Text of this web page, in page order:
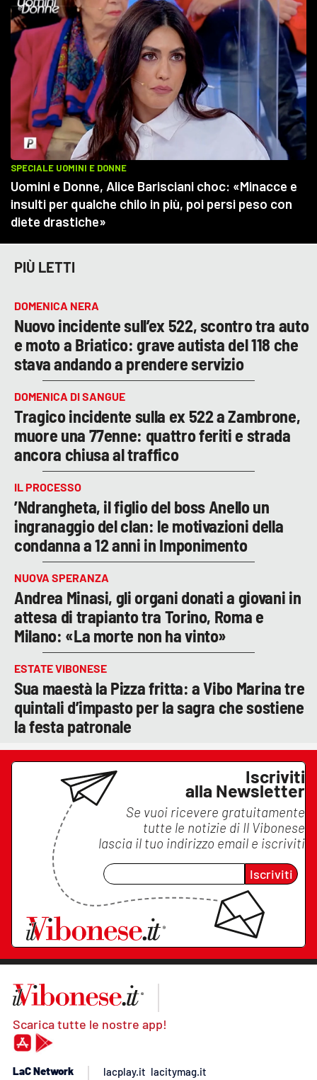
PIÙ LETTI
DOMENICA NERA
Nuovo incidente sull’ex 522, scontro tra auto
e moto a Briatico: grave autista del 118 che
stava andando a prendere servizio
DOMENICA DI SANGUE
Tragico incidente sulla ex 522 a Zambrone,
muore una 77enne: quattro feriti e strada
ancora chiusa al traffico
IL PROCESSO
’Ndrangheta, il figlio del boss Anello un
ingranaggio del clan: le motivazioni della
condanna a 12 anni in Imponimento
NUOVA SPERANZA
Andrea Minasi, gli organi donati a giovani in
attesa di trapianto tra Torino, Roma e
Milano: «La morte non ha vinto»
ESTATE VIBONESE
Sua maestà la Pizza fritta: a Vibo Marina tre
quintali d’impasto per la sagra che sostiene
la festa patronale
Iscriviti
alla Newsletter
Se vuoi ricevere gratuitamente
tutte le notizie di Il Vibonese
lascia il tuo indirizzo email e iscriviti
Iscriviti
Scarica tutte le nostre app!
LaC Network lacplay.it lacitymag.it